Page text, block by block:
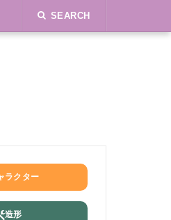
SEARCH
ラクター
造形